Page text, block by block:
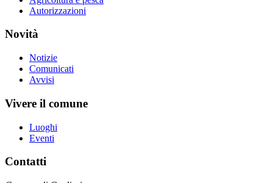
Autorizzazioni
Novità
Notizie
Comunicati
Avvisi
Vivere il comune
Luoghi
Eventi
Contatti